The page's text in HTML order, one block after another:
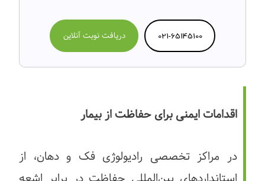
021-65145100 دریافت نوبت آنلاین
اقدامات ایمنی برای حفاظت از بیمار
در مراکز تخصصی رادیولوژی فک و دهان، از